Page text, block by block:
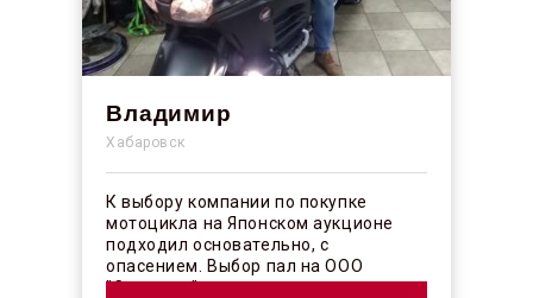
Владимир
Хабаровск
К выбору компании по покупке
мотоцикла на Японском аукционе
подходил основательно, с
опасением. Выбор пал на ООО
"Синергос" после изучения отзывов в